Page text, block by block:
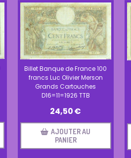
Billet Banque de France 100
francs Luc Olivier Merson
Grands Cartouches
D16=11=1926 TTB
24,50€
AJOUTER AU
PANIER